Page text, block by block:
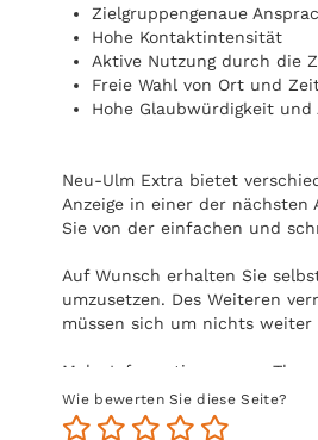
Zielgruppengenaue
Hohe Kontaktintensität
Aktive Nutzung durch die
Freie Wahl von Ort und
Hohe Glaubwürdigkeit und
Neu-Ulm Extra bietet
Anzeige in einer der nächsten
Sie von der einfachen und
Auf Wunsch erhalten Sie
umzusetzen. Des Weiteren
müssen sich um nichts weiter
Mehr Informationen zum
Wie bewerten Sie diese Seite?